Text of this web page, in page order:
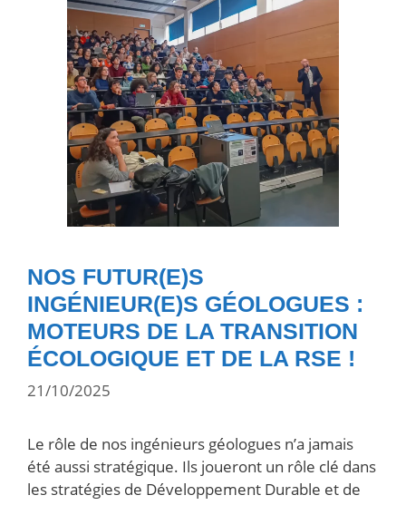
NOS FUTUR(E)S
INGÉNIEUR(E)S GÉOLOGUES :
MOTEURS DE LA TRANSITION
ÉCOLOGIQUE ET DE LA RSE !
21/10/2025
Le rôle de nos ingénieurs géologues n’a jamais
été aussi stratégique. Ils joueront un rôle clé dans
les stratégies de Développement Durable et de